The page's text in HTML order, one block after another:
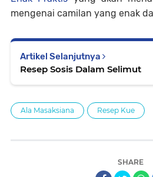
mengenai camilan yang enak
Artikel Selanjutnya
Resep Sosis Dalam Selimut
Ala Masaksiana Resep Kue
SHARE